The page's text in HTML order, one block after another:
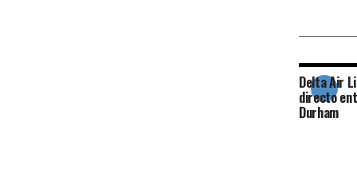
Delta Air
directo
Durham